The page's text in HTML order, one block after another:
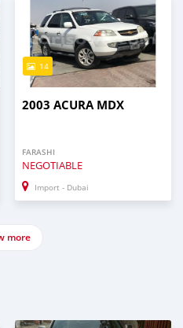
14
2003 ACURA MDX
FARASHI
NEGOTIABLE
Import - Dubai
more